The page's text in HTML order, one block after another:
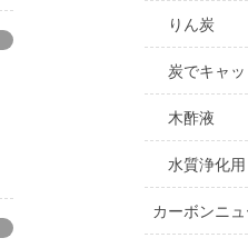
りん炭
炭でキャ
木酢液
水質浄化
カーボンニ